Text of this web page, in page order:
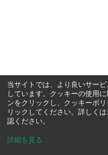
当サイトでは、より良いサー
しています。クッキーの使用
ンをクリックし、クッキーポ
リックしてください。詳しく
認ください。
詳細を見る ...